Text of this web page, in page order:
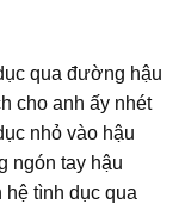
qua đường hậu
cho anh ấy nhét
nhỏ vào hậu
ngón tay hậu
hệ tình dục qua